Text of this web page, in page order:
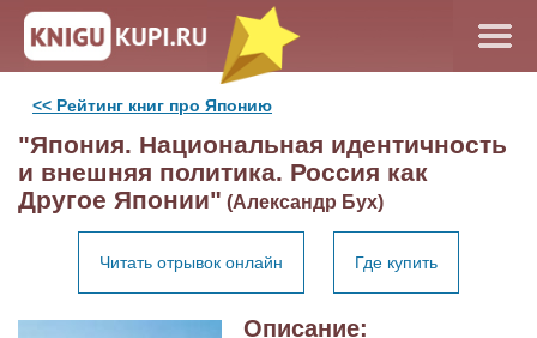
<< Рейтинг книг про Японию
"Япония. Национальная идентичность
и внешняя политика. Россия как
Другое Японии" (Александр Бух)
Читать отрывок онлайн Где купить
Описание: